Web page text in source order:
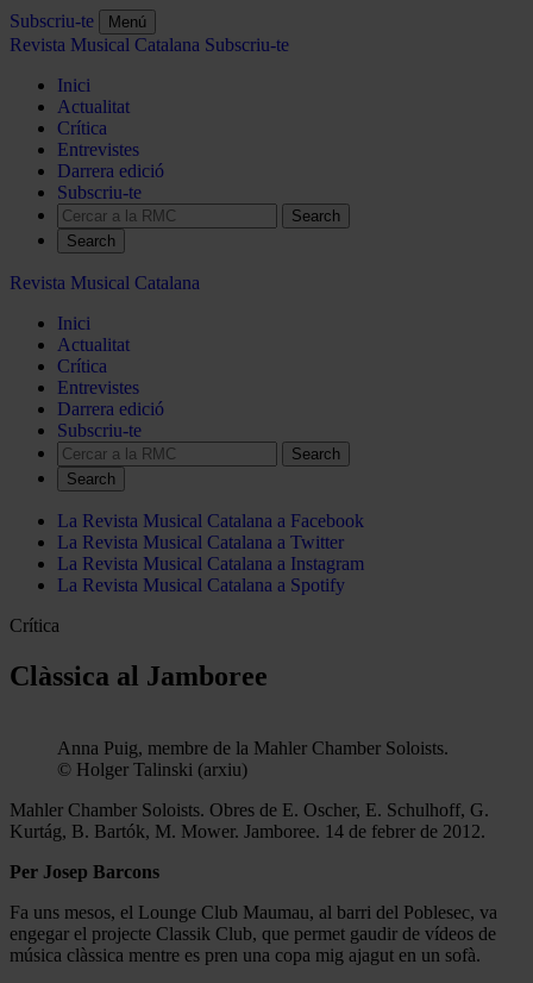
Subscriu-te Menú
Revista Musical Catalana Subscriu-te
Inici
Actualitat
Crítica
Entrevistes
Darrera edició
Subscriu-te
Search
Revista Musical Catalana
Inici
Actualitat
Crítica
Entrevistes
Darrera edició
Subscriu-te
Search
La Revista Musical Catalana a Facebook
La Revista Musical Catalana a Twitter
La Revista Musical Catalana a Instagram
La Revista Musical Catalana a Spotify
Crítica
Clàssica al Jamboree
Anna Puig, membre de la Mahler Chamber Soloists.
© Holger Talinski (arxiu)
Mahler Chamber Soloists. Obres de E. Oscher, E. Schulhoff, G.
Kurtág, B. Bartók, M. Mower. Jamboree. 14 de febrer de 2012.
Per Josep Barcons
Fa uns mesos, el Lounge Club Maumau, al barri del Poblesec, va
engegar el projecte Classik Club, que permet gaudir de vídeos de
música clàssica mentre es pren una copa mig ajagut en un sofà.